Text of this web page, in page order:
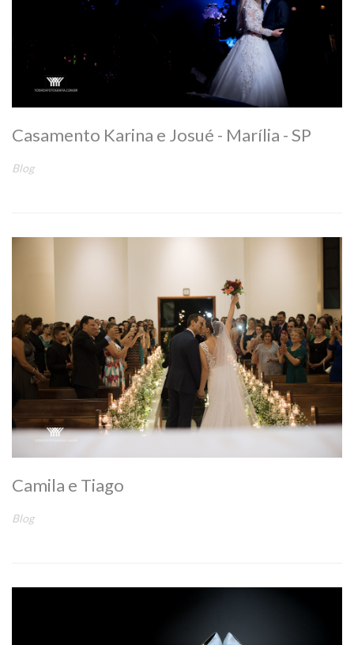
Casamento Karina e Josué - Marília - SP
Blog
Camila e Tiago
Blog